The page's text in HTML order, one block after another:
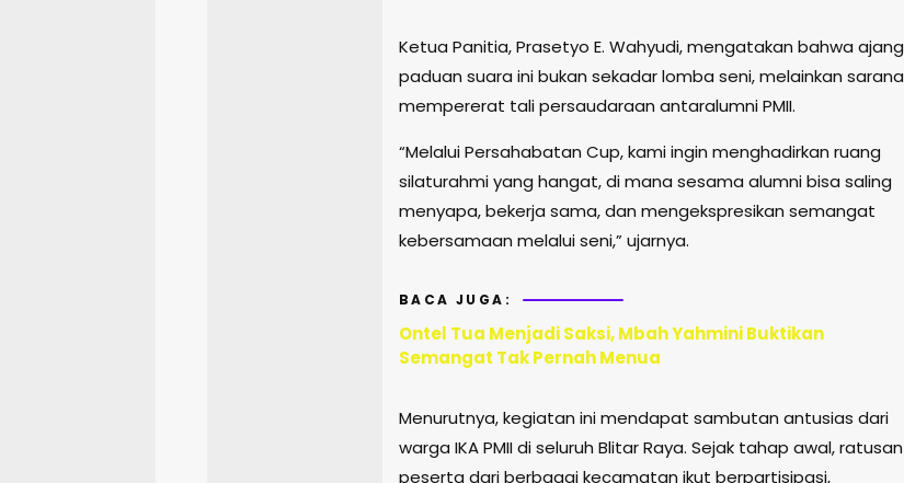
Ketua Panitia, Prasetyo E. Wahyudi, mengatakan bahwa ajang
paduan suara ini bukan sekadar lomba seni, melainkan sarana
mempererat tali persaudaraan antaralumni PMII.
“Melalui Persahabatan Cup, kami ingin menghadirkan ruang
silaturahmi yang hangat, di mana sesama alumni bisa saling
menyapa, bekerja sama, dan mengekspresikan semangat
kebersamaan melalui seni,” ujarnya.
BACA JUGA:
Ontel Tua Menjadi Saksi, Mbah Yahmini Buktikan
Semangat Tak Pernah Menua
Menurutnya, kegiatan ini mendapat sambutan antusias dari
warga IKA PMII di seluruh Blitar Raya. Sejak tahap awal, ratusan
peserta dari berbagai kecamatan ikut berpartisipasi,